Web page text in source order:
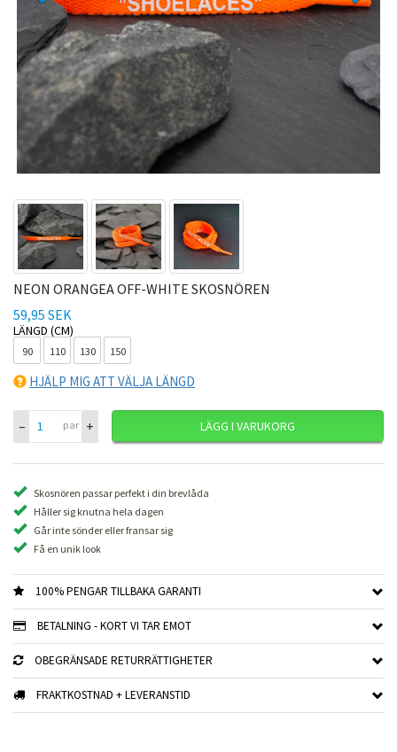
NEON ORANGEA OFF-WHITE SKOSNÖREN
59,95 SEK
LÄNGD (CM)
90 110 130 150
HJÄLP MIG ATT VÄLJA LÄNGD
– par + LÄGG I VARUKORG
Skosnören passar perfekt i din brevlåda
Håller sig knutna hela dagen
Går inte sönder eller fransar sig
Få en unik look
100% PENGAR TILLBAKA GARANTI
BETALNING - KORT VI TAR EMOT
OBEGRÄNSADE RETURRÄTTIGHETER
FRAKTKOSTNAD + LEVERANSTID